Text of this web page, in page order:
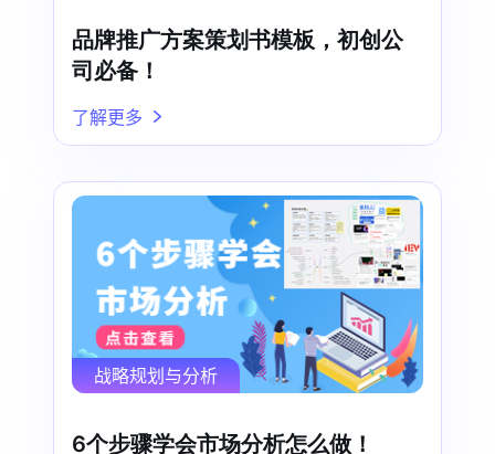
品牌推广方案策划书模板，初创公
司必备！
了解更多
战略规划与分析
6个步骤学会市场分析怎么做！